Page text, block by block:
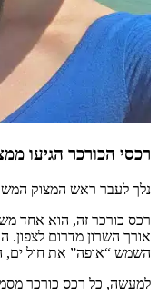
רכסי הכורכר הגיעו
נלך לעבר ראש המצוק
רכס כורכר זה, הוא אחד
אורך השרון מדרום
השמש “אופה” את חול ים,
למעשה, כל רכס כורכר